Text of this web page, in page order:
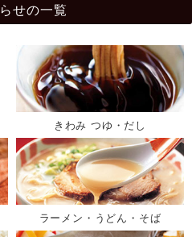
せの一覧
きわみ つゆ・だし
ラーメン・うどん・そば